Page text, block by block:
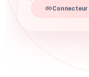
Connecteur